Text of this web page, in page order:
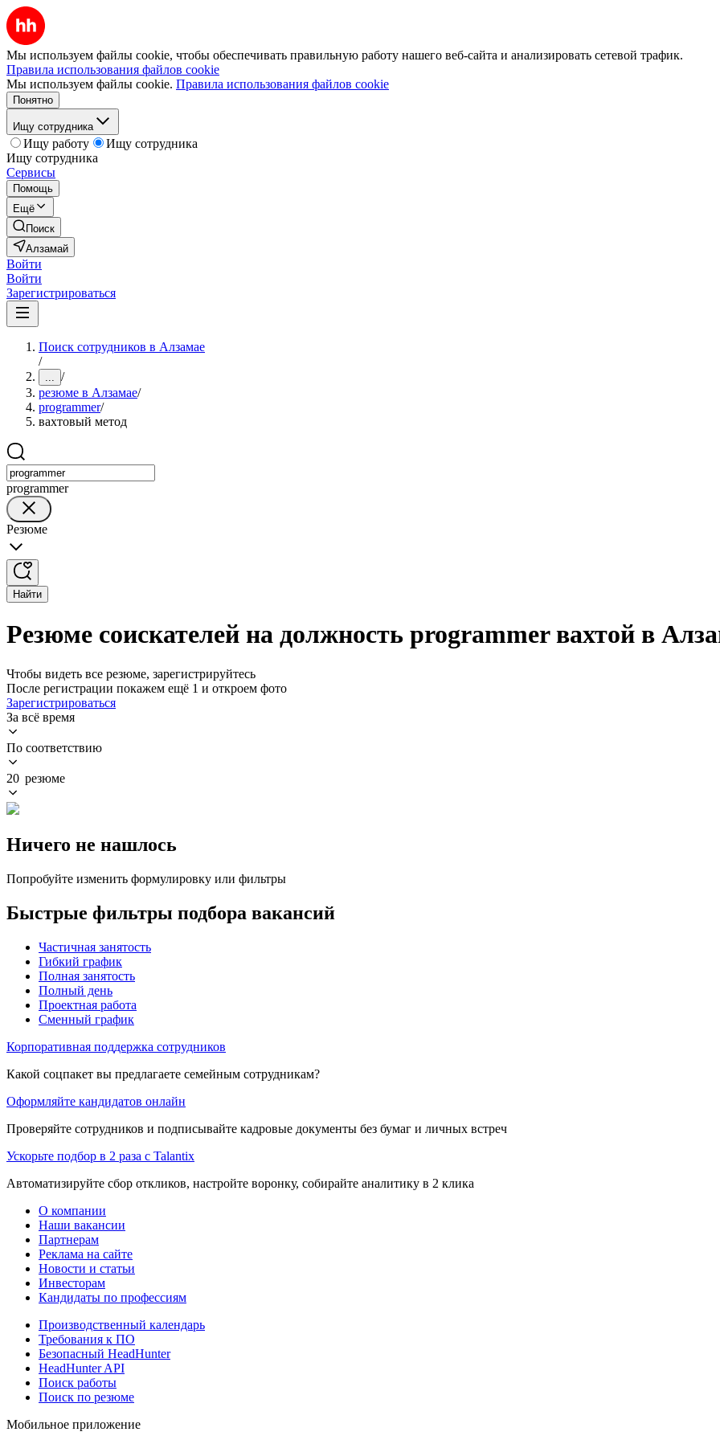
Мы используем файлы cookie, чтобы обеспечивать правильную работу нашего веб-сайта и анализировать сетевой трафик.
Правила использования файлов cookie
Мы используем файлы cookie. Правила использования файлов cookie
Понятно
Ищу сотрудника
Ищу работу
Ищу сотрудника
Ищу сотрудника
Сервисы
Помощь
Ещё
Поиск
Алзамай
Войти
Войти
Зарегистрироваться
Поиск сотрудников в Алзамае
/
... /
резюме в Алзамае/
programmer/
вахтовый метод
programmer
Резюме
Найти
Резюме соискателей на должность programmer вахтой в
Чтобы видеть все резюме, зарегистрируйтесь
После регистрации покажем ещё 1 и откроем фото
Зарегистрироваться
За всё время
По соответствию
20 резюме
Ничего не нашлось
Попробуйте изменить формулировку или фильтры
Быстрые фильтры подбора вакансий
Частичная занятость
Гибкий график
Полная занятость
Полный день
Проектная работа
Сменный график
Корпоративная поддержка сотрудников
Какой соцпакет вы предлагаете семейным сотрудникам?
Оформляйте кандидатов онлайн
Проверяйте сотрудников и подписывайте кадровые документы без бумаг и личных встреч
Ускорьте подбор в 2 раза с Talantix
Автоматизируйте сбор откликов, настройте воронку, собирайте аналитику в 2 клика
О компании
Наши вакансии
Партнерам
Реклама на сайте
Новости и статьи
Инвесторам
Кандидаты по профессиям
Производственный календарь
Требования к ПО
Безопасный HeadHunter
HeadHunter API
Поиск работы
Поиск по резюме
Мобильное приложение